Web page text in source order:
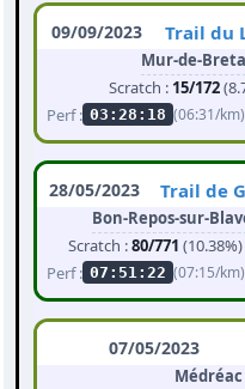
09/09/2023 Trail du
Mur-de-
Scratch : 15/172
Perf : 03:28:18 (06:31/km)
28/05/2023 Trail de
Bon-Repos-sur-
Scratch :80/771
Perf : 07:51:22 (07:15/km)
07/05/2023
Médréac